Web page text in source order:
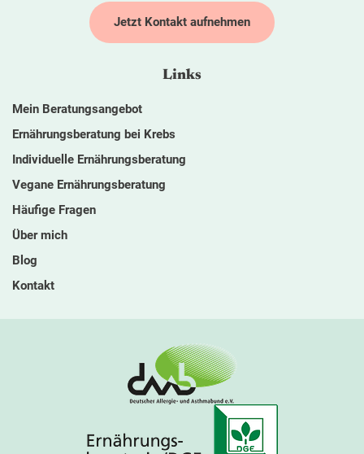
Jetzt Kontakt aufnehmen
Links
Mein Beratungsangebot
Ernährungsberatung bei Krebs
Individuelle Ernährungsberatung
Vegane Ernährungsberatung
Häufige Fragen
Über mich
Blog
Kontakt